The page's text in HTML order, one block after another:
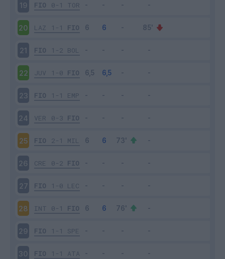
19 FIO 0-1 TOR
20 LAZ 1-1 FIO
21 FIO 1-2 BOL
22 JUV 1-0 FIO
23 FIO 1-1 EMP
24 VER 0-3 FIO
25 FIO 2-1 MIL
26 CRE 0-2 FIO
27 FIO 1-0 LEC
28 INT 0-1 FIO
29 FIO 1-1 SPE
30 FIO 1-1 ATA